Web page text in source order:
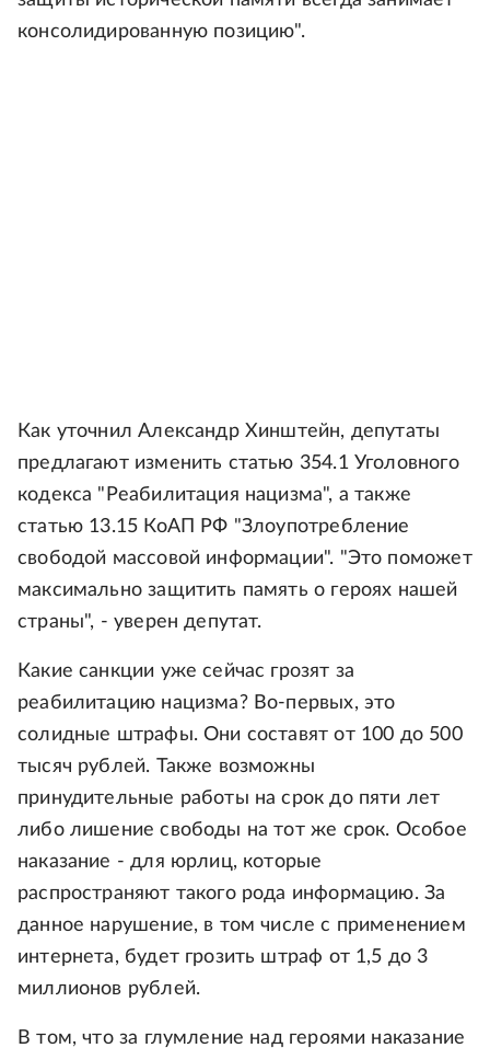
консолидированную позицию".
Как уточнил Александр Хинштейн, депутаты
предлагают изменить статью 354.1 Уголовного
кодекса "Реабилитация нацизма", а также
статью 13.15 КоАП РФ "Злоупотребление
свободой массовой информации". "Это поможет
максимально защитить память о героях нашей
страны", - уверен депутат.
Какие санкции уже сейчас грозят за
реабилитацию нацизма? Во-первых, это
солидные штрафы. Они составят от 100 до 500
тысяч рублей. Также возможны
принудительные работы на срок до пяти лет
либо лишение свободы на тот же срок. Особое
наказание - для юрлиц, которые
распространяют такого рода информацию. За
данное нарушение, в том числе с применением
интернета, будет грозить штраф от 1,5 до 3
миллионов рублей.
В том, что за глумление над героями наказание